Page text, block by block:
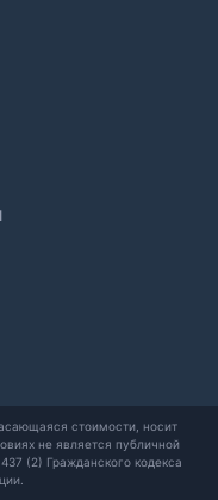
стоимости, носит
не является публичной
(2) Гражданского кодекса